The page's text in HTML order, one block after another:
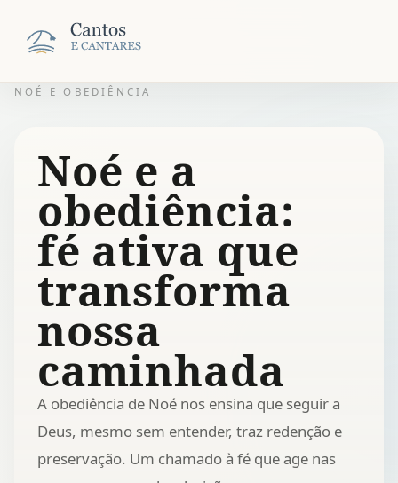
NOÉ E OBEDIÊNCIA
Noé e a
obediência:
fé ativa que
transforma
nossa
caminhada
A obediência de Noé nos ensina que seguir a
Deus, mesmo sem entender, traz redenção e
preservação. Um chamado à fé que age nas